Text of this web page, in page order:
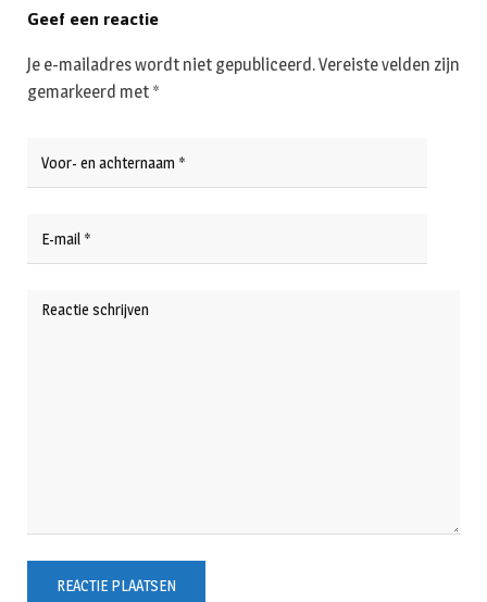
Geef een reactie
Je e-mailadres wordt niet gepubliceerd.Vereiste velden zijn
gemarkeerd met *